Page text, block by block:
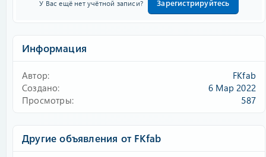
У Вас ещё нет учётной записи? Зарегистрируйтесь
Информация
Автор
FKfab
Создано
6 Мар 2022
Просмотры
587
Другие объявления от FKfab